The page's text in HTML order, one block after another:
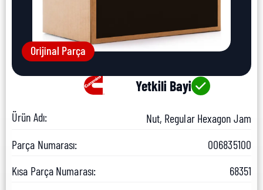
Orijinal Parça
Yetkili Bayi
Ürün Adı:
Nut, Regular Hexagon Jam
Parça Numarası:
006835100
Kısa Parça Numarası:
68351